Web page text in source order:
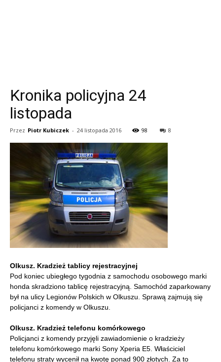
Kronika policyjna 24
listopada
Przez Piotr Kubiczek - 24 listopada 2016 98 8
Olkusz. Kradzież tablicy rejestracyjnej
Pod koniec ubiegłego tygodnia z samochodu osobowego marki
honda skradziono tablicę rejestracyjną. Samochód zaparkowany
był na ulicy Legionów Polskich w Olkuszu. Sprawą zajmują się
policjanci z komendy w Olkuszu.
Olkusz. Kradzież telefonu komórkowego
Policjanci z komendy przyjęli zawiadomienie o kradzieży
telefonu komórkowego marki Sony Xperia E5. Właściciel
telefonu straty wycenił na kwotę ponad 900 złotych. Za to